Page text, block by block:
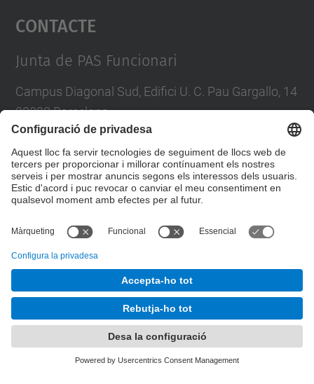
powered by
Contacte
Junta de PAS Funcionari
Campus Diagonal Sud, Edifici U. C. Pau Gargallo, 14
08028 Barcelona
E-mail :junta.pasf@upc.edu
Formulari de contacte
Junta PAS Funcionari
Desenvolupat amb